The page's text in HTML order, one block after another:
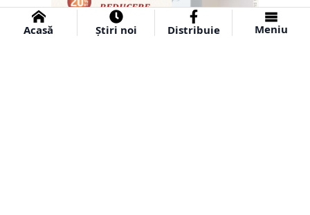
Acasă Știri noi Distribuie Meniu